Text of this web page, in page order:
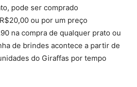
pode ser comprado
ou por um preço
na compra de qualquer prato ou
de brindes acontece a partir de
do Giraffas por tempo